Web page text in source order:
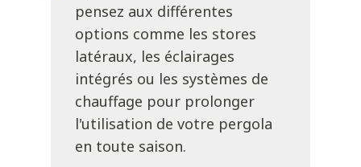
pensez aux différentes
options comme les stores
latéraux, les éclairages
intégrés ou les systèmes de
chauffage pour prolonger
l'utilisation de votre pergola
en toute saison.